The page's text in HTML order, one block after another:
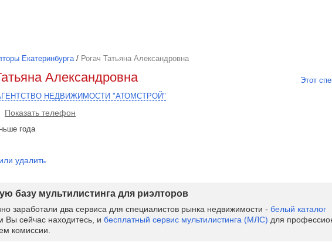
Екатеринбурга / Рогач Татьяна Александровна
Александровна
Этот
НЕДВИЖИМОСТИ "АТОМСТРОЙ"
Показать телефон
года
удалить
базу мультилистинга для риэлторов
заработали два сервиса для специалистов рынка недвижимости - белый каталог
Вы сейчас находитесь, и бесплатный сервис мультилистинга (МЛС) для
комиссии.